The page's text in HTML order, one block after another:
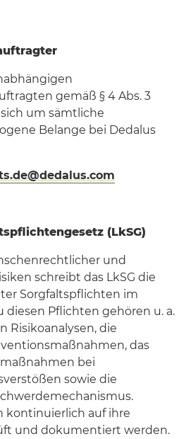
gemäß § 4 Abs. 3
um sämtliche
Belange bei Dedalus
(LkSG)
und
schreibt das LkSG die
Sorgfaltspflichten im
diesen Pflichten gehören u. a.
Risikoanalysen, die
das
bei
sowie die
kontinuierlich auf ihre
und dokumentiert werden.